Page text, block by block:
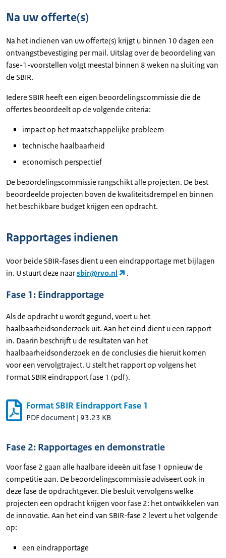
Na uw offerte(s)
Na het indienen van uw offerte(s) krijgt u binnen 10 dagen een
ontvangstbevestiging per mail. Uitslag over de beoordeling van
fase-1-voorstellen volgt meestal binnen 8 weken na sluiting van
de SBIR.
Iedere SBIR heeft een eigen beoordelingscommissie die de
offertes beoordeelt op de volgende criteria:
impact op het maatschappelijke probleem
technische haalbaarheid
economisch perspectief
De beoordelingscommissie rangschikt alle projecten. De best
beoordeelde projecten boven de kwaliteitsdrempel en binnen
het beschikbare budget krijgen een opdracht.
Rapportages indienen
Voor beide SBIR-fases dient u een eindrapportage met bijlagen
in. U stuurt deze naarsbir@rvo.nl .
Fase 1: Eindrapportage
Als de opdracht u wordt gegund, voert u het
haalbaarheidsonderzoek uit. Aan het eind dient u een rapport
in. Daarin beschrijft u de resultaten van het
haalbaarheidsonderzoek en de conclusies die hieruit komen
voor een vervolgtraject. U stelt het rapport op volgens het
Format SBIR eindrapport fase 1 (pdf).
Format SBIR Eindrapport Fase 1
PDF document | 93.23 KB
Fase 2: Rapportages en demonstratie
Voor fase 2 gaan alle haalbare ideeën uit fase 1 opnieuw de
competitie aan. De beoordelingscommissie adviseert ook in
deze fase de opdrachtgever. Die besluit vervolgens welke
projecten een opdracht krijgen voor fase 2: het ontwikkelen van
de innovatie. Aan het eind van SBIR-fase 2 levert u het volgende
op:
een eindrapportage